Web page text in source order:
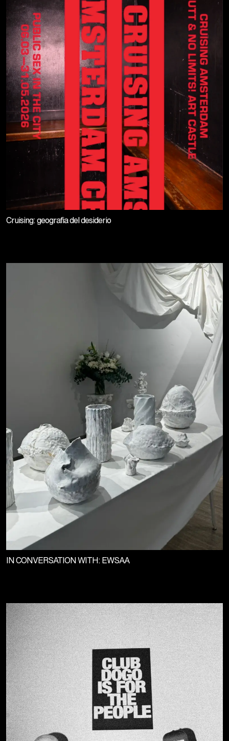
Cruising: geografia del desiderio
IN CONVERSATION WITH: EWSAA